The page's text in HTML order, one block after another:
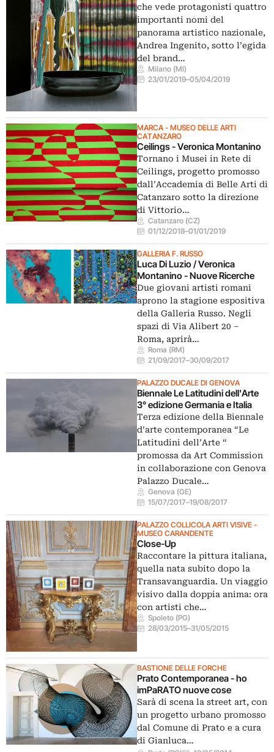
che vede protagonisti quattro
importanti nomi del
panorama artistico nazionale,
Andrea Ingenito, sotto l’egida
del brand…
Milano (MI)
23/01/2019–05/04/2019
MARCA - MUSEO DELLE ARTI
CATANZARO
Ceilings - Veronica Montanino
Tornano i Musei in Rete di
Ceilings, progetto promosso
dall’Accademia di Belle Arti di
Catanzaro sotto la direzione
di Vittorio…
Catanzaro (CZ)
01/12/2018–01/01/2019
GALLERIA F. RUSSO
Luca Di Luzio / Veronica
Montanino - Nuove Ricerche
Due giovani artisti romani
aprono la stagione espositiva
della Galleria Russo. Negli
spazi di Via Alibert 20 –
Roma, aprirà…
Roma (RM)
21/09/2017–30/09/2017
PALAZZO DUCALE DI GENOVA
Biennale Le Latitudini dell'Arte
3° edizione Germania e Italia
Terza edizione della Biennale
d’arte contemporanea “Le
Latitudini dell’Arte “
promossa da Art Commission
in collaborazione con Genova
Palazzo Ducale…
Genova (GE)
15/07/2017–19/08/2017
PALAZZO COLLICOLA ARTI VISIVE -
MUSEO CARANDENTE
Close-Up
Raccontare la pittura italiana,
quella nata subito dopo la
Transavanguardia. Un viaggio
visivo dalla doppia anima: ora
con artisti che…
Spoleto (PG)
28/03/2015–31/05/2015
BASTIONE DELLE FORCHE
Prato Contemporanea - ho
imPaRATO nuove cose
Sarà di scena la street art, con
un progetto urbano promosso
dal Comune di Prato e a cura
di Gianluca…